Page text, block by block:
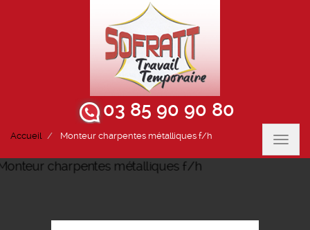
03 85 90 90 80
Accueil Monteur charpentes métalliques f/h